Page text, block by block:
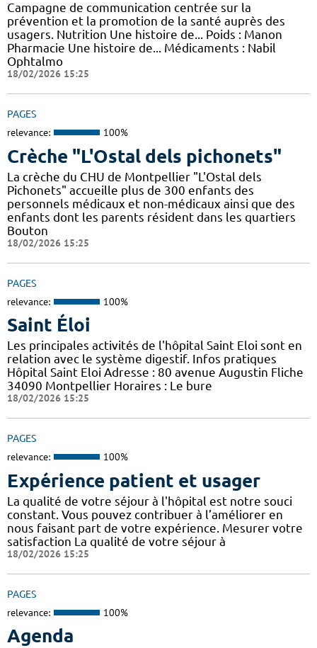
Campagne de communication centrée sur la
prévention et la promotion de la santé auprès des
usagers. Nutrition Une histoire de... Poids : Manon
Pharmacie Une histoire de... Médicaments : Nabil
Ophtalmo
18/02/2026 15:25
PAGES
relevance: 100%
Crèche "L'Ostal dels pichonets"
La crèche du CHU de Montpellier "L'Ostal dels
Pichonets" accueille plus de 300 enfants des
personnels médicaux et non-médicaux ainsi que des
enfants dont les parents résident dans les quartiers
Bouton
18/02/2026 15:25
PAGES
relevance: 100%
Saint Éloi
Les principales activités de l'hôpital Saint Eloi sont en
relation avec le système digestif. Infos pratiques
Hôpital Saint Eloi Adresse : 80 avenue Augustin Fliche
34090 Montpellier Horaires : Le bure
18/02/2026 15:25
PAGES
relevance: 100%
Expérience patient et usager
La qualité de votre séjour à l'hôpital est notre souci
constant. Vous pouvez contribuer à l’améliorer en
nous faisant part de votre expérience. Mesurer votre
satisfaction La qualité de votre séjour à
18/02/2026 15:25
PAGES
relevance: 100%
Agenda